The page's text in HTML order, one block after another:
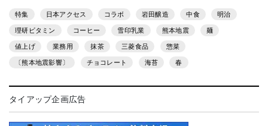
特集 日本アクセス コラボ 岩田醸造 中食 明治
理研ビタミン コーヒー 雪印乳業 熊本地震 麺
値上げ 業務用 抹茶 三菱食品 惣菜
〔熊本地震影響〕 チョコレート 海苔 春
タイアップ企画広告